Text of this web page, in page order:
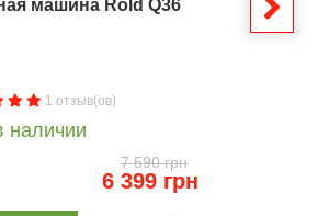
машина Rold Q36
1 отзыв(ов)
наличии
7 590 грн
6 399 грн